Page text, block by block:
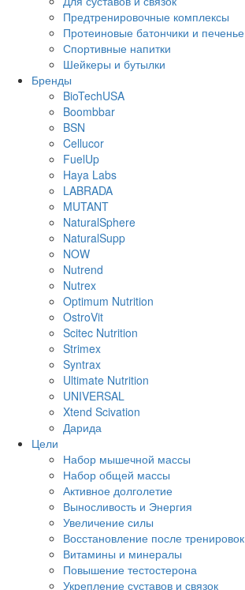
Предтренировочные комплексы
Протеиновые батончики и печенье
Спортивные напитки
Шейкеры и бутылки
Бренды
BioTechUSA
Boombbar
BSN
Cellucor
FuelUp
Haya Labs
LABRADA
MUTANT
NaturalSphere
NaturalSupp
NOW
Nutrend
Nutrex
Optimum Nutrition
OstroVit
Scitec Nutrition
Strimex
Syntrax
Ultimate Nutrition
UNIVERSAL
Xtend Scivation
Дарида
Цели
Набор мышечной массы
Набор общей массы
Активное долголетие
Выносливость и Энергия
Увеличение силы
Восстановление после тренировок
Витамины и минералы
Повышение тестостерона
Укрепление суставов и связок